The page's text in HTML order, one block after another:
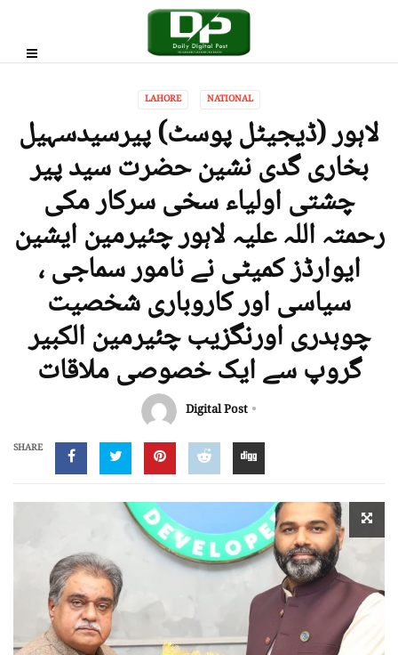
LAHORE NATIONAL
لاہور (ڈیجیٹل پوسٹ) پیرسیدسہیل
بخاری گدی نشین حضرت سید پیر
چشتی اولیاء سخی سرکار مکی
رحمتہ اللہ علیہ لاہور چئیرمین ایشین
ایوارڈز کمیٹی نے نامور سماجی ،
سیاسی اور کاروباری شخصیت
چوہدری اورنگزیب چئیرمین الکبیر
گروپ سے ایک خصوصی ملاقات
Digital Post
SHARE